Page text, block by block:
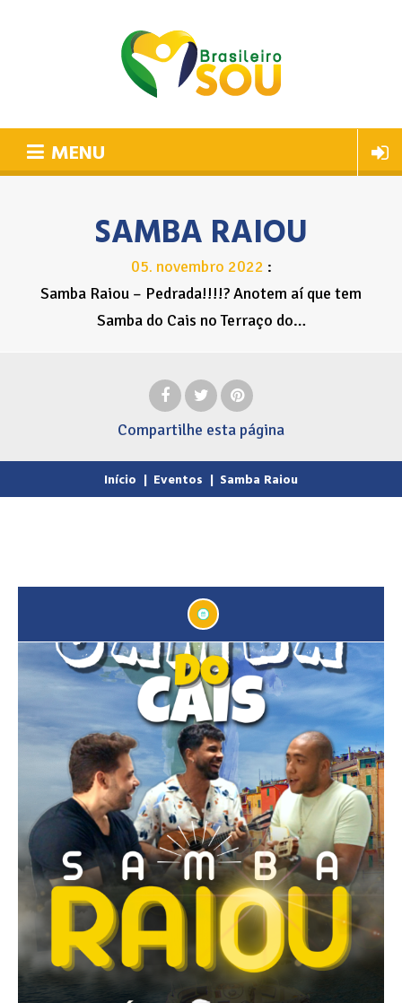
MENU
SAMBA RAIOU
05. novembro 2022
Samba Raiou – Pedrada!!!!? Anotem aí que tem
Samba do Cais no Terraço do…
Compartilhe esta página
Início | Eventos | Samba Raiou